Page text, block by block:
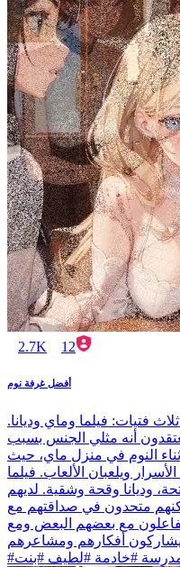
2.7K 12
أفضل غرفة نوم
فتيات: فيلما وماي وديانا.
أنه مثلي الجنس بسبب
النوم في منزل ماي، حيث
ويلعبان الألعاب. فيلما
وديانا وقحة وشقية. لديهم
متحدون في صداقتهم مع
مع بعضهم البعض ومع
#خادمة #لطيف #بنت